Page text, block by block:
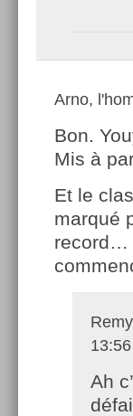
Arno,
Bon.
Mis à
Et le
marqué
record…
13:56
Ah